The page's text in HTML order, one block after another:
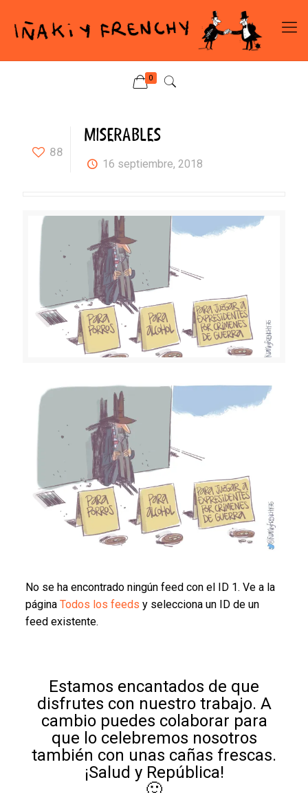
0
88
MISERABLES
16 septiembre, 2018
No se ha encontrado ningún feed con el ID 1. Ve a la
página Todos los feeds y selecciona un ID de un
feed existente.
Estamos encantados de que
disfrutes con nuestro trabajo. A
cambio puedes colaborar para
que lo celebremos nosotros
también con unas cañas frescas.
¡Salud y República!